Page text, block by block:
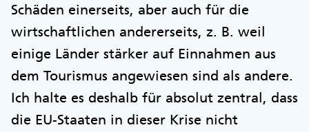
Schäden einerseits, aber auch für die
wirtschaftlichen andererseits, z. B. weil
einige Länder stärker auf Einnahmen aus
dem Tourismus angewiesen sind als andere.
Ich halte es deshalb für absolut zentral, dass
die EU-Staaten in dieser Krise nicht